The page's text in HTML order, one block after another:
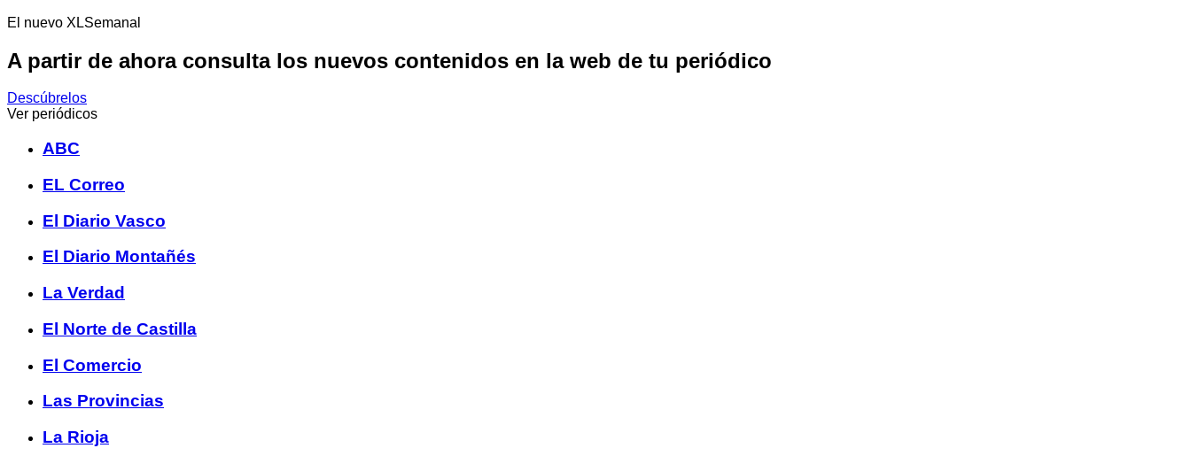
El nuevo XLSemanal
A partir de ahora consulta los nuevos contenidos en la web de tu periódico
Descúbrelos
Ver periódicos
ABC
EL Correo
El Diario Vasco
El Diario Montañés
La Verdad
El Norte de Castilla
El Comercio
Las Provincias
La Rioja